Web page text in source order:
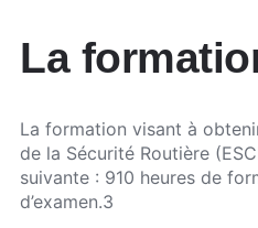
La
La formation visant à
de la Sécurité Routière
suivante : 910 heures de
d’examen.3